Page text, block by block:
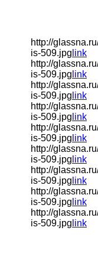
http://
is-509.jpg link
http://
is-509.jpg link
http://
is-509.jpg link
http://
is-509.jpg link
http://
is-509.jpg link
http://
is-509.jpg link
http://
is-509.jpg link
http://
is-509.jpg link
http://
is-509.jpg link